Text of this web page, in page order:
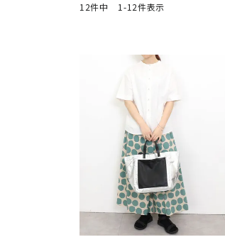
12件中 1 -12件表示